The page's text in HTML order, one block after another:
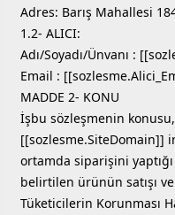
Adres: Barış Mahallesi
1.2- ALICI:
Adı/Soyadı/Ünvanı :
Email :
MADDE 2- KONU
İşbu sözleşmenin konusu,
[[sozlesme.SiteDomain]]
ortamda siparişini
belirtilen ürünün satışı
Tüketicilerin Korunması